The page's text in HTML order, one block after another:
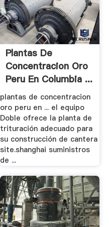
Plantas De
Concentracion Oro
Peru En Columbia ...
plantas de concentracion
oro peru en ... el equipo
Doble ofrece la planta de
trituración adecuado para
su construcción de cantera
site.shanghai suministros
de ...